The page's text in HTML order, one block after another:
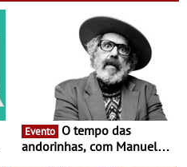
Evento
andorinhas, com Manuel